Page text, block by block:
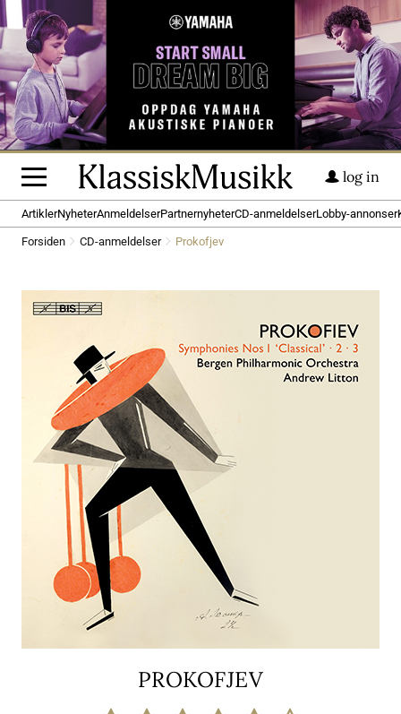
log in
ArtiklerNyheterAnmeldelserPartnernyheterCD-anmeldelserLobby-annonser
Forsiden CD-anmeldelser Prokofjev
PROKOFJEV